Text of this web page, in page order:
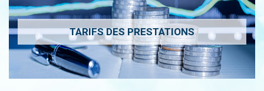
TARIFS DES PRESTATIONS